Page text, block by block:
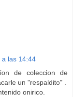
a las 14:44
de coleccion de
un "respaldito" .
onirico.